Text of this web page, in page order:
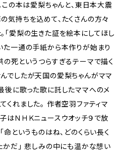
の本は愛梨ちゃんと、東日本大震
気持ちを込めて、たくさんの方々
「愛梨の生きた証を絵本にしてほし
た一通の手紙から本作りが始まり
の死というつらすぎるテーマで描く
でしたが天国の愛梨ちゃんがママ
後に歌った歌に託したママへのメ
くれました。 作者空羽ファティマ
はＮＨＫニュースウオッチ９で放
というものはね、どのくらい長く
かだ」 悲しみの中にも温かな想い